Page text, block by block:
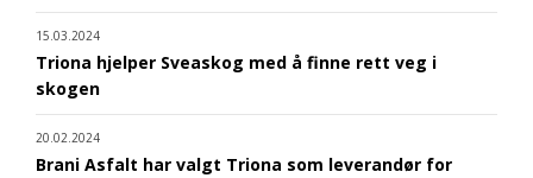
15.03.2024
Triona hjelper Sveaskog med å finne rett veg i
skogen
20.02.2024
Brani Asfalt har valgt Triona som leverandør for